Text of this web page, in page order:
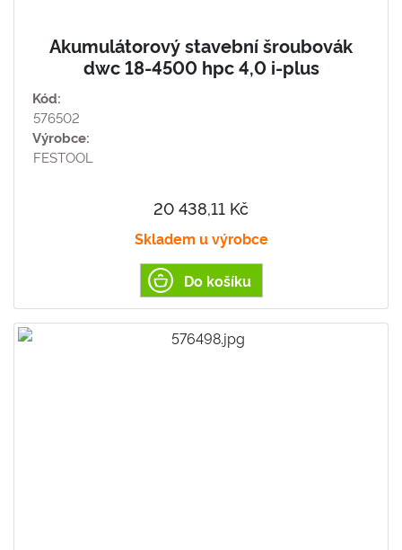
Akumulátorový stavební šroubovák
dwc 18-4500 hpc 4,0 i-plus
Kód:
576502
Výrobce:
FESTOOL
20 438,11 Kč
Skladem u výrobce
Do košíku